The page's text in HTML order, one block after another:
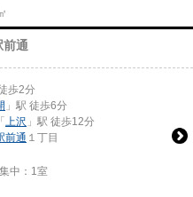
前通
歩2分
」駅 徒歩6分
「 上沢 」駅 徒歩12分
前通 １丁目
中： 1室